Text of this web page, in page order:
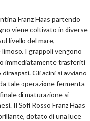
Franz Haas partendo
viene coltivato in diverse
livello del mare,
I grappoli vengono
immediatamente trasferiti
Gli acini si avviano
tale operazione fermenta
di maturazione si
Il Sofì Rosso Franz Haas
dotato di una luce